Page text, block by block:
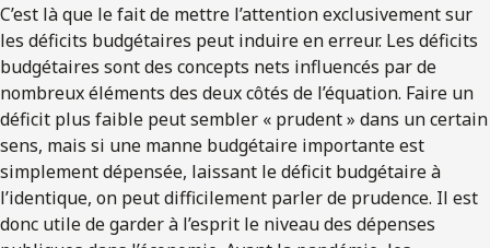
C’est là que le fait de mettre l’attention exclusivement sur
les déficits budgétaires peut induire en erreur. Les déficits
budgétaires sont des concepts nets influencés par de
nombreux éléments des deux côtés de l’équation. Faire un
déficit plus faible peut sembler « prudent » dans un certain
sens, mais si une manne budgétaire importante est
simplement dépensée, laissant le déficit budgétaire à
l’identique, on peut difficilement parler de prudence. Il est
donc utile de garder à l’esprit le niveau des dépenses